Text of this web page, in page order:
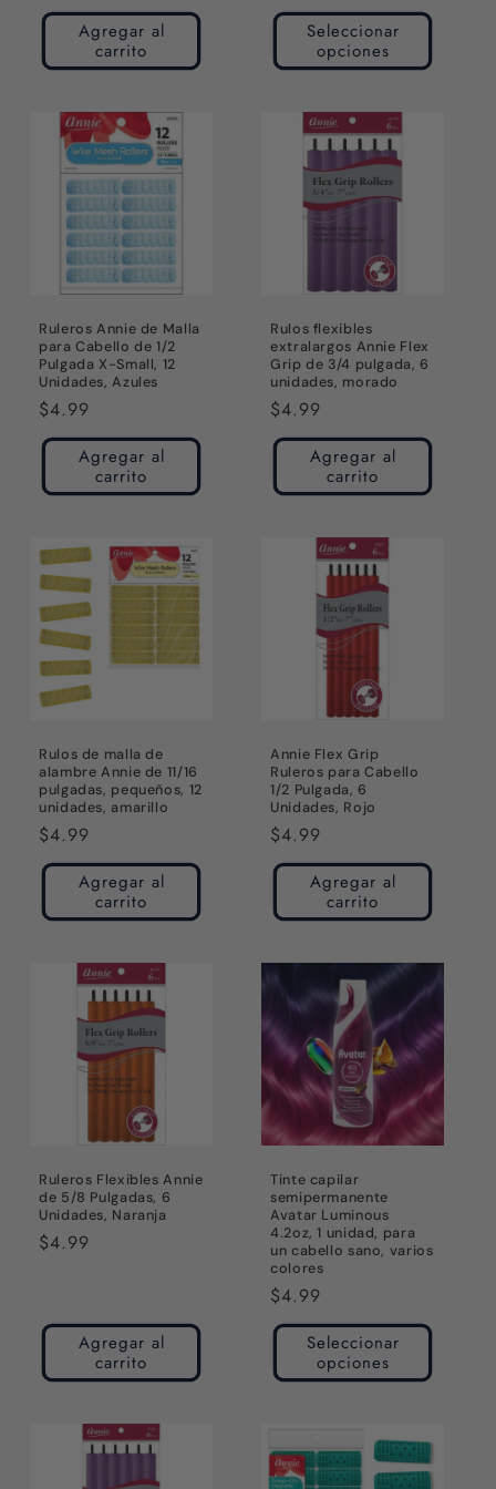
habitual
Agregar al
carrito
Seleccionar
opciones
Ruleros Annie de Malla
para Cabello de 1/2
Pulgada X-Small, 12
Unidades, Azules
Precio
habitual
$4.99
Agregar al
carrito
Rulos flexibles
extralargos Annie Flex
Grip de 3/4 pulgada, 6
unidades, morado
Precio
habitual
$4.99
Agregar al
carrito
Rulos de malla de
alambre Annie de 11/16
pulgadas, pequeños, 12
unidades, amarillo
Precio
habitual
$4.99
Agregar al
carrito
Annie Flex Grip
Ruleros para Cabello
1/2 Pulgada, 6
Unidades, Rojo
Precio
habitual
$4.99
Agregar al
carrito
Ruleros Flexibles Annie
de 5/8 Pulgadas, 6
Unidades, Naranja
Precio
$4.99
Agregar al
carrito
Tinte capilar
semipermanente
Avatar Luminous
4.2oz, 1 unidad, para
un cabello sano, varios
colores
Precio
habitual
$4.99
Seleccionar
opciones